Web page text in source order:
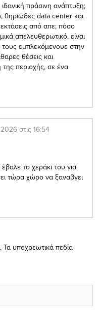
πράσινη ανάπτυξη;
θηριώδες data center και
από απε; πόσο
απελευθερωτικό, είναι
εμπλεκόμενουε στην
θέσεις και
περιοχής, σε ένα
στις 16:54
το χεράκι του για
τώρα χώρο να ξαναβγει
Τα υποχρεωτικά πεδία